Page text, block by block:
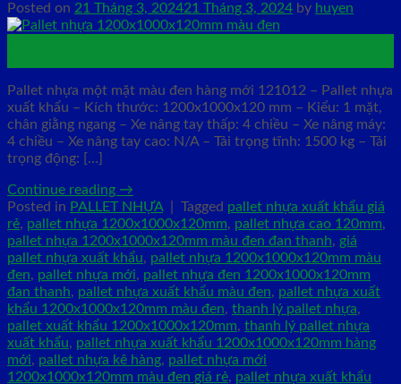
Posted on 21 Tháng 3, 202421 Tháng 3, 2024 by huyen
Pallet nhựa một mặt màu đen hàng mới 121012 – Pallet nhựa
xuất khẩu – Kích thước: 1200x1000x120 mm – Kiểu: 1 mặt,
chân giằng ngang – Xe nâng tay thấp: 4 chiều – Xe nâng máy:
4 chiều – Xe nâng tay cao: N/A – Tải trọng tĩnh: 1500 kg – Tải
trọng động: […]
Continue reading →
Posted in PALLET NHỰA Tagged pallet nhựa xuất khẩu giá
rẻ, pallet nhựa 1200x1000x120mm, pallet nhựa cao 120mm,
pallet nhựa 1200x1000x120mm màu đen đan thanh, giá
pallet nhựa xuất khẩu, pallet nhựa 1200x1000x120mm màu
đen, pallet nhựa mới, pallet nhựa đen 1200x1000x120mm
đan thanh, pallet nhựa xuất khẩu màu đen, pallet nhựa xuất
khẩu 1200x1000x120mm màu đen, thanh lý pallet nhựa,
pallet xuất khẩu 1200x1000x120mm, thanh lý pallet nhựa
xuất khẩu, pallet nhựa xuất khẩu 1200x1000x120mm hàng
mới, pallet nhựa kê hàng, pallet nhựa mới
1200x1000x120mm màu đen giá rẻ, pallet nhựa xuất khẩu